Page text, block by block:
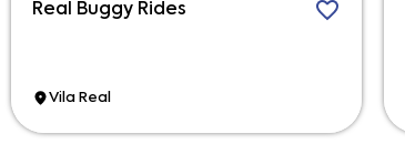
Real Buggy Rides
Vila Real